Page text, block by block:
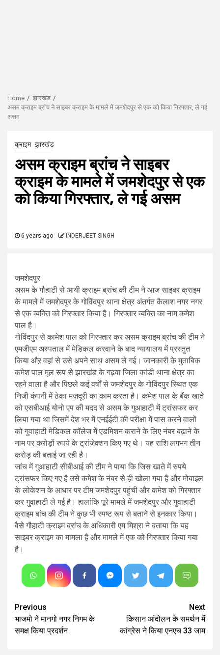
Home
झारखंड
असम क्राइम ब्रांच ने साइबर क्राइम के मामले में जमशेदपुर से एक को किया गिरफ्तार, ले गई
असम
क्राइम झारखंड
असम क्राइम ब्रांच ने साइबर
क्राइम के मामले में जमशेदपुर से एक
को किया गिरफ्तार, ले गई असम
6 years ago INDERJEET SINGH
जमशेदपुर
असम के गौहाटी से आयी क्राइम ब्रांच की टीम ने आज साइबर क्राइम
के मामले में जमशेदपुर के गोविंदपुर थाना क्षेत्र अंतर्गत कैलाश नगर नगर
से एक व्यक्ति को गिरफ्तार किया है। गिरफ्तार व्यक्ति का नाम कमेश
पाल है।
गोविंदपुर से कामेश पाल को गिरफ्तार कर असम क्राइम ब्रांच की टीम ने
एमजीएम अस्पताल में मेडिकल करवाने के बाद न्यायालय में प्रस्तुत
किया औऱ वहां से उसे अपने साथ असम ले गई। जानकारी के मुताबिक
कमेश पाल मूल रूप से झारखंड के गढ़वा जिला कांडी थाना क्षेत्र का
रहने वाला है और पिछले कई वर्षों से जमशेदपुर के गोविंदपुर स्थित एक
निजी कंपनी में ठेका मज़दूरी का काम करता है। कमेश पाल के बैंक खाते
को एसबीआई योनो एप की मदद से असम के गुआहाटी में ट्रांसफर कर
लिया गया था जिसमें देश भर में एनईईटी की परीक्षा में पास करने वालों
को गुवाहाटी मेडिकल कॉलेज में एडमिशन कराने के लिए नंबर बढ़ाने के
नाम पर करोड़ों रुपये के ट्रांजेक्शन किए गए थे। यह राशि लगभग तीन
करोड़ की बताई जा रही है।
जांच में गुआहाटी सीबीआई की टीम ने पाया कि जिस खाते में रुपये
ट्रांसफर किए गए है उसे कमेश के नंबर से ही खोला गया है और मोबाइल
के लोकेशन के आधार पर टीम जमशेदपुर पहुंची और कमेश को गिरफ्तार
कर गुवाहाटी ले गई है। हालांकि पूरे मामले में जमशेदपुर और गुवाहाटी
क्राइम बांच की टीम ने कुछ भी स्पष्ट रूप से बताने से इनकार किया।
वैसे गौहाटी क्राइम ब्रांच के अधिकारी एम मिश्रा ने बताया कि यह
साइबर क्राइम का मामला है और मामले में एक को गिरफ्तार किया गया
है।
Continue
Reading
Previous
भाजमो ने मानगो नगर निगम के
समक्ष किया प्रदर्शन
Next
किसान आंदोलन के समर्थन में
कांग्रेस ने किया एनएच 33 जाम